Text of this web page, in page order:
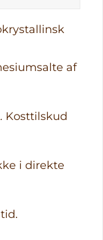
af
Kosttilskud
i direkte